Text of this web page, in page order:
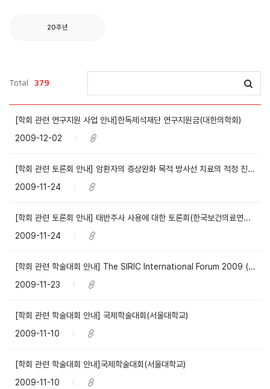
20주년
Total 379
[학회 관련 연구지원 사업 안내]한독제석재단 연구지원금(대한의학회)
2009-12-02
[학회 관련 토론회 안내] 암환자의 증상완화 목적 방사선 치료의 적정 진료 및 이용에 대한 연구결과 발표(한국보건의료연구원)
2009-11-24
[학회 관련 토론회 안내] 태반주사 사용에 대한 토론회(한국보건의료연구원)
2009-11-24
[학회 관련 학술대회 안내] The SIRIC International Forum 2009 (세브란스병원)
2009-11-23
[학회 관련 학술대회 안내] 국제학술대회(서울대학교)
2009-11-10
[학회 관련 학술대회 안내]국제학술대회(서울대학교)
2009-11-10